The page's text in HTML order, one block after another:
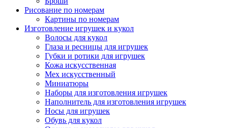
Рисование по номерам
Картины по номерам
Изготовление игрушек и кукол
Волосы для кукол
Глаза и ресницы для игрушек
Губки и ротики для игрушек
Кожа искусственная
Мех искусственный
Миниатюры
Наборы для изготовления игрушек
Наполнитель для изготовления игрушек
Носы для игрушек
Обувь для кукол